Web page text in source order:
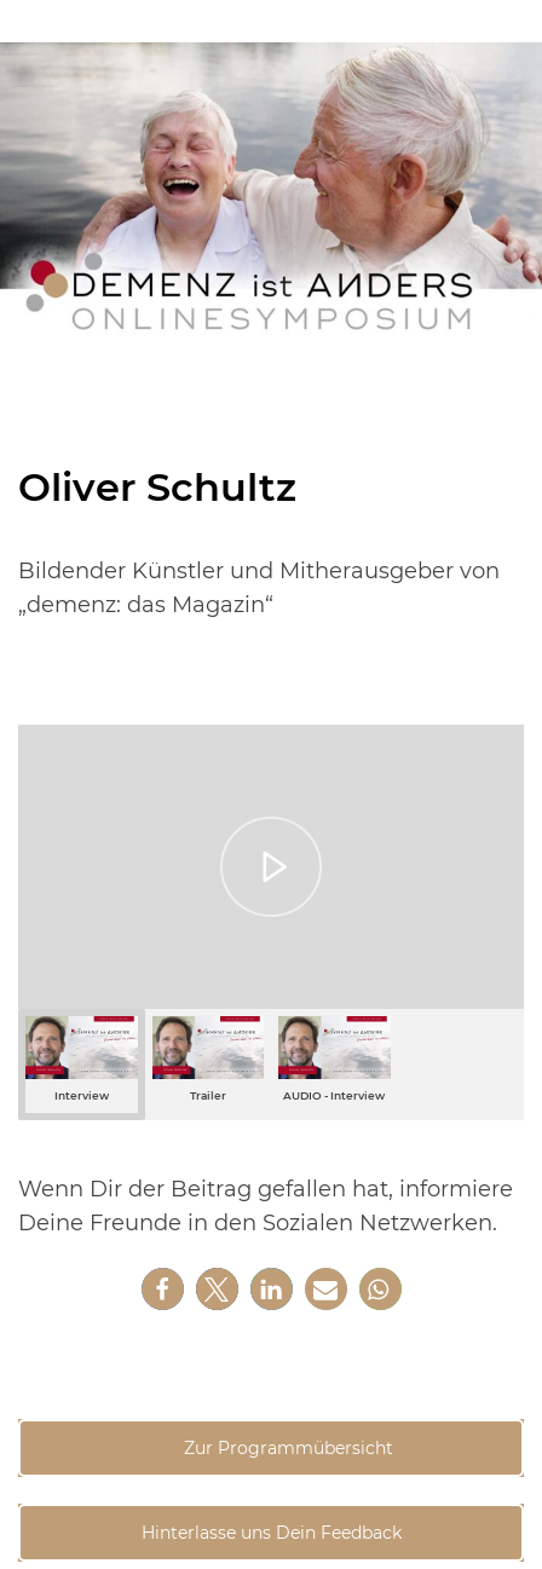
Oliver Schultz
Bildender Künstler und Mitherausgeber von
„demenz: das Magazin“
Interview Trailer AUDIO - Interview
Wenn Dir der Beitrag gefallen hat, informiere
Deine Freunde in den Sozialen Netzwerken.
Zur Programmübersicht
Hinterlasse uns Dein Feedback